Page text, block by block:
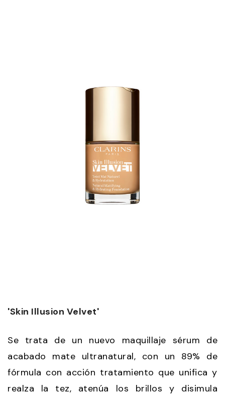
'Skin Illusion Velvet'
Se trata de un nuevo maquillaje sérum de
acabado mate ultranatural, con un 89% de
fórmula con acción tratamiento que unifica y
realza la tez, atenúa los brillos y disimula